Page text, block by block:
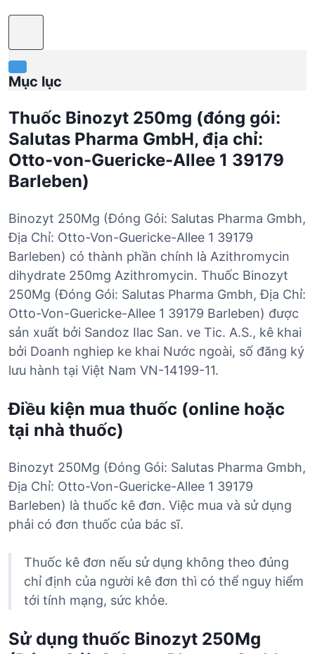
Mục lục
Thuốc Binozyt 250mg (đóng gói:
Salutas Pharma GmbH, địa chỉ:
Otto-von-Guericke-Allee 1 39179
Barleben)
Binozyt 250Mg (Đóng Gói: Salutas Pharma Gmbh,
Địa Chỉ: Otto-Von-Guericke-Allee 1 39179
Barleben) có thành phần chính là Azithromycin
dihydrate 250mg Azithromycin. Thuốc Binozyt
250Mg (Đóng Gói: Salutas Pharma Gmbh, Địa Chỉ:
Otto-Von-Guericke-Allee 1 39179 Barleben) được
sản xuất bởi Sandoz Ilac San. ve Tic. A.S., kê khai
bởi Doanh nghiep ke khai Nước ngoài, số đăng ký
lưu hành tại Việt Nam VN-14199-11.
Điều kiện mua thuốc (online hoặc
tại nhà thuốc)
Binozyt 250Mg (Đóng Gói: Salutas Pharma Gmbh,
Địa Chỉ: Otto-Von-Guericke-Allee 1 39179
Barleben) là thuốc kê đơn. Việc mua và sử dụng
phải có đơn thuốc của bác sĩ.
Thuốc kê đơn nếu sử dụng không theo đúng
chỉ định của người kê đơn thì có thể nguy hiểm
tới tính mạng, sức khỏe.
Sử dụng thuốc Binozyt 250Mg